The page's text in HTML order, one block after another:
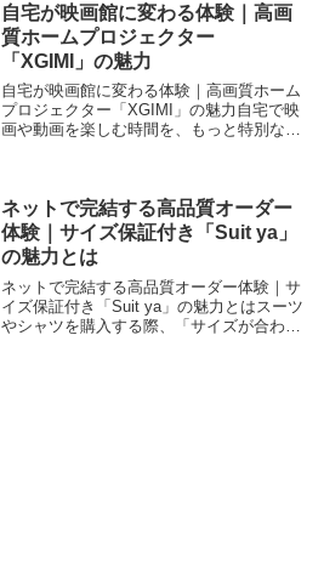
たバッグを選...
自宅が映画館に変わる体験｜高画
質ホームプロジェクター
「XGIMI」の魅力
自宅が映画館に変わる体験｜高画質ホーム
プロジェクター「XGIMI」の魅力自宅で映
画や動画を楽しむ時間を、もっと特別なも
「XGI...
ネットで完結する高品質オーダー
体験｜サイズ保証付き「Suit ya」
の魅力とは
ネットで完結する高品質オーダー体験｜サ
イズ保証付き「Suit ya」の魅力とはスーツ
やシャツを購入する際、「サイズが合わな